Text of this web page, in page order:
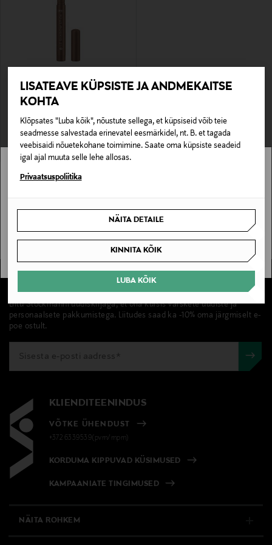
LISATEAVE KÜPSISTE JA ANDMEKAITSE
KOHTA
Klõpsates "Luba kõik", nõustute sellega, et küpsiseid võib teie
seadmesse salvestada erinevatel eesmärkidel, nt. B. et tagada
veebisaidi nõuetekohane toimimine. Saate oma küpsiste seadeid
igal ajal muuta selle lehe allosas.
Privaatsuspoliitika
NÄITA DETAILE
KINNITA KÕIK
LUBA KÕIK
L'ORÉAL PARIS
Lauvärvipliiats Paradise Le Shadow
Stick
Original Price
17,50 €
Liitu Stockmanni uudiskirjaga, et olla kursis värskete uudiste ja
personaalsete pakkumistega. Liitudes saad ka -10% oma järgmiselt e-
poe ostult.
KLIENDITEENINDUS
VÕTKE ÜHENDUST
+372 6339539(pvm/mpm)
KORDUMA KIPPUVAD KÜSIMUSED
KAMPAANIATE TINGIMUSED
NÄITA ROHKEM
Stockmann pole Sinu riigis saadaval.
SAAN ARU